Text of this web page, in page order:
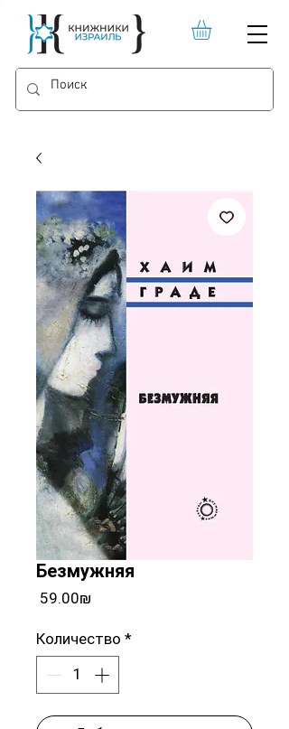
Безмужняя
‏59.00 ‏₪
Количество *